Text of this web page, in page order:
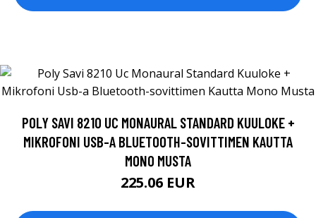
POLY SAVI 8210 UC MONAURAL STANDARD KUULOKE +
MIKROFONI USB-A BLUETOOTH-SOVITTIMEN KAUTTA
MONO MUSTA
225.06 EUR